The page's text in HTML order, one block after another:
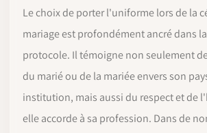
Le choix de porter l'uniforme lors de la
mariage est profondément ancré dans
protocole. Il témoigne non seulement
du marié ou de la mariée envers son
institution, mais aussi du respect et de
elle accorde à sa profession. Dans de